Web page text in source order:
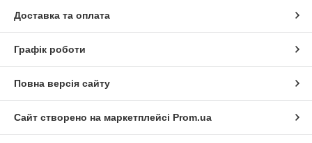
Доставка та оплата
Графік роботи
Повна версія сайту
Сайт створено на маркетплейсі Prom.ua